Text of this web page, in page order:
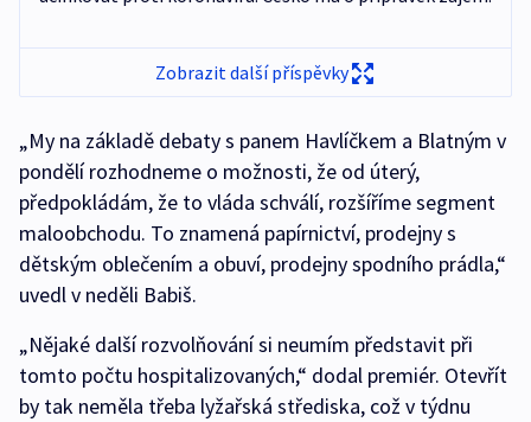
Zobrazit další příspěvky
„My na základě debaty s panem Havlíčkem a Blatným v
pondělí rozhodneme o možnosti, že od úterý,
předpokládám, že to vláda schválí, rozšíříme segment
maloobchodu. To znamená papírnictví, prodejny s
dětským oblečením a obuví, prodejny spodního prádla,“
uvedl v neděli Babiš.
„Nějaké další rozvolňování si neumím představit při
tomto počtu hospitalizovaných,“ dodal premiér. Otevřít
by tak neměla třeba lyžařská střediska, což v týdnu